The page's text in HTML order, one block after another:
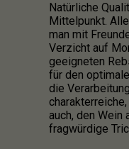
Natürliche
Mittelpunkt.
man mit
Verzicht auf
geeigneten
für den
die
auch, den
fragwürdige